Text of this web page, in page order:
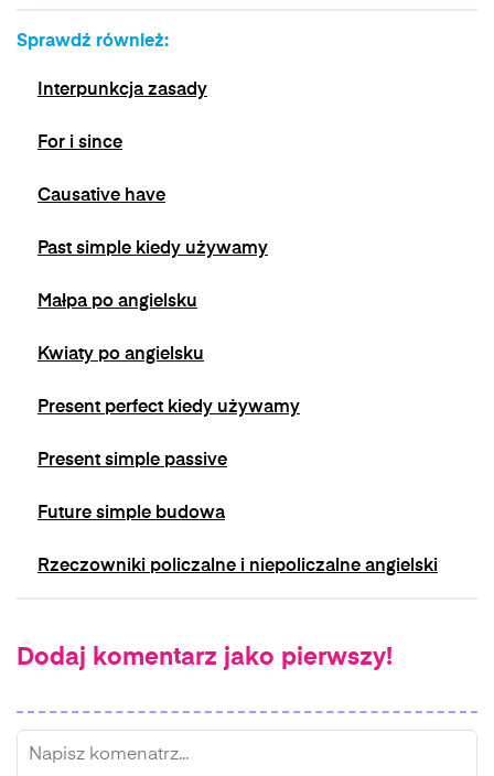
jest możliwe poprzez kontakt z Administratorem
naciśniecie przycisku "wypisz się" znajdującego
Sprawdź również:
Interpunkcja zasady
For i since
Causative have
Past simple kiedy używamy
Małpa po angielsku
Kwiaty po angielsku
Present perfect kiedy używamy
Present simple passive
Future simple budowa
Rzeczowniki policzalne i niepoliczalne angielski
Dodaj komentarz jako pierwszy!